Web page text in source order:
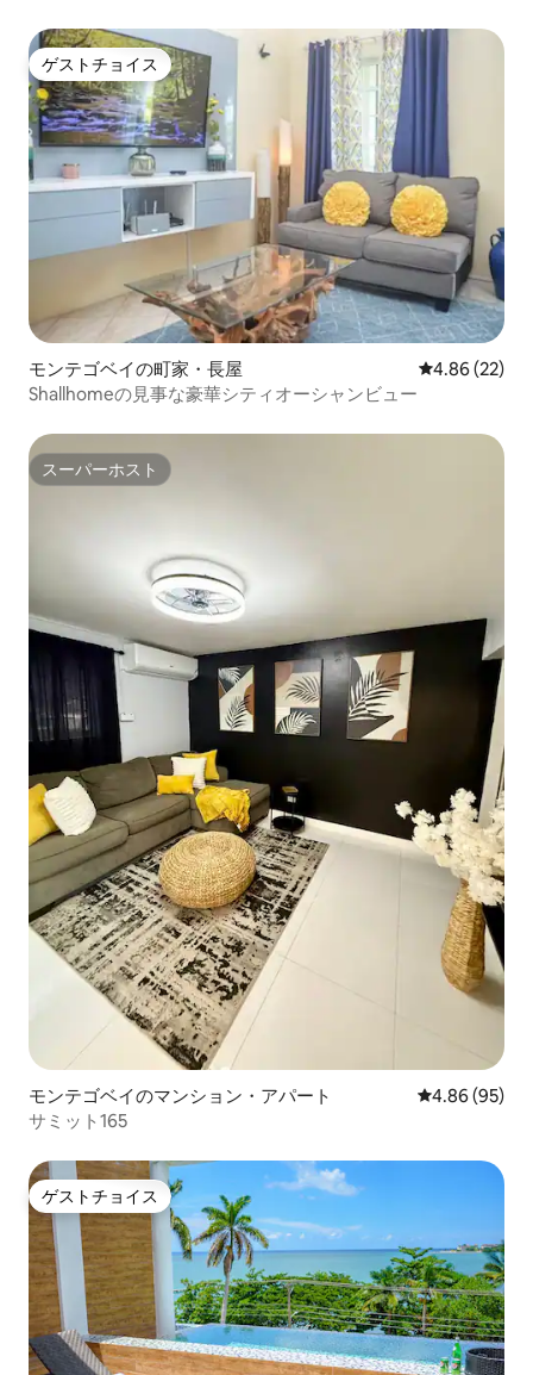
ゲストチョイス
ゲストチョイス
モンテゴベイの町家・長屋 レビュー22
4.86 (22)
Shallhomeの見事な豪華シティオーシャンビュー
スーパーホスト
スーパーホスト
モンテゴベイのマンション・アパート レビュー95
4.86 (95)
サミット165
ゲストチョイス
ゲストチョイス